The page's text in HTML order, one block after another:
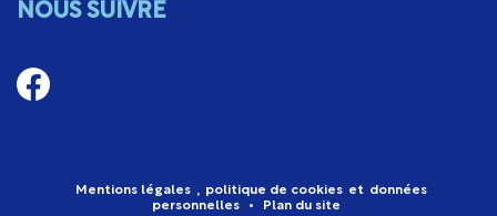
NOUS SUIVRE
Mentions légales , politique de cookies et données
personnelles
• Plan du site